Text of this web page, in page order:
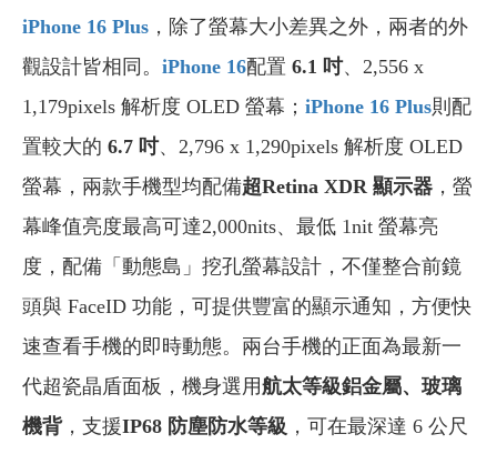
iPhone 16 Plus ，除了螢幕大小差異之外，兩者的外
觀設計皆相同。 iPhone 16配置 6.1 吋、2,556 x
1,179pixels 解析度 OLED 螢幕； iPhone 16 Plus則配
置較大的 6.7 吋、2,796 x 1,290pixels 解析度 OLED
螢幕， 兩款手機型均配備超Retina XDR 顯示器 ， 螢
幕峰值亮度最高可達2,000nits、 最低 1nit 螢幕亮
度 ， 配備「動態島」挖孔螢幕設計，不僅整合前鏡
頭與 FaceID 功能，可提供豐富的顯示通知，方便快
速查看手機的即時動態。兩台手機的正面為最新一
代超瓷晶盾面板，機身選用航太等級鋁金屬、玻璃
機背，支援IP68 防塵防水等級 ，可在最深達 6 公尺